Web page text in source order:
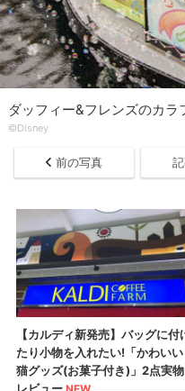
ダッフィー&フレンズのカ
©Disney
前の写真